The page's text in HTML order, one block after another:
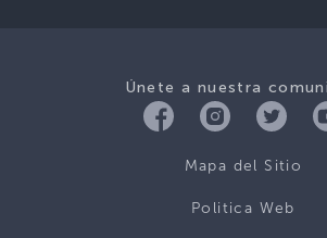
Únete a nuestra
Mapa del Sitio
Politica Web